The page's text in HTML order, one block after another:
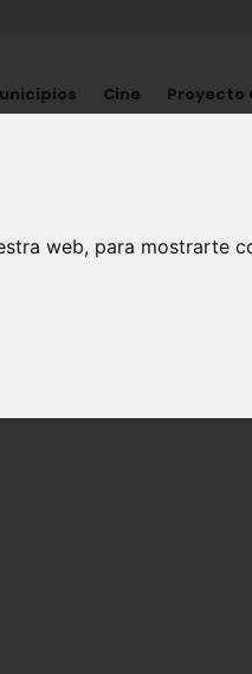
web, para mostrarte
Cine Proyecto